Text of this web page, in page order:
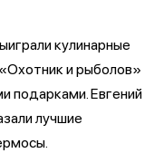
кулинарные
«Охотник и рыболов»
подарками. Евгений
лучшие